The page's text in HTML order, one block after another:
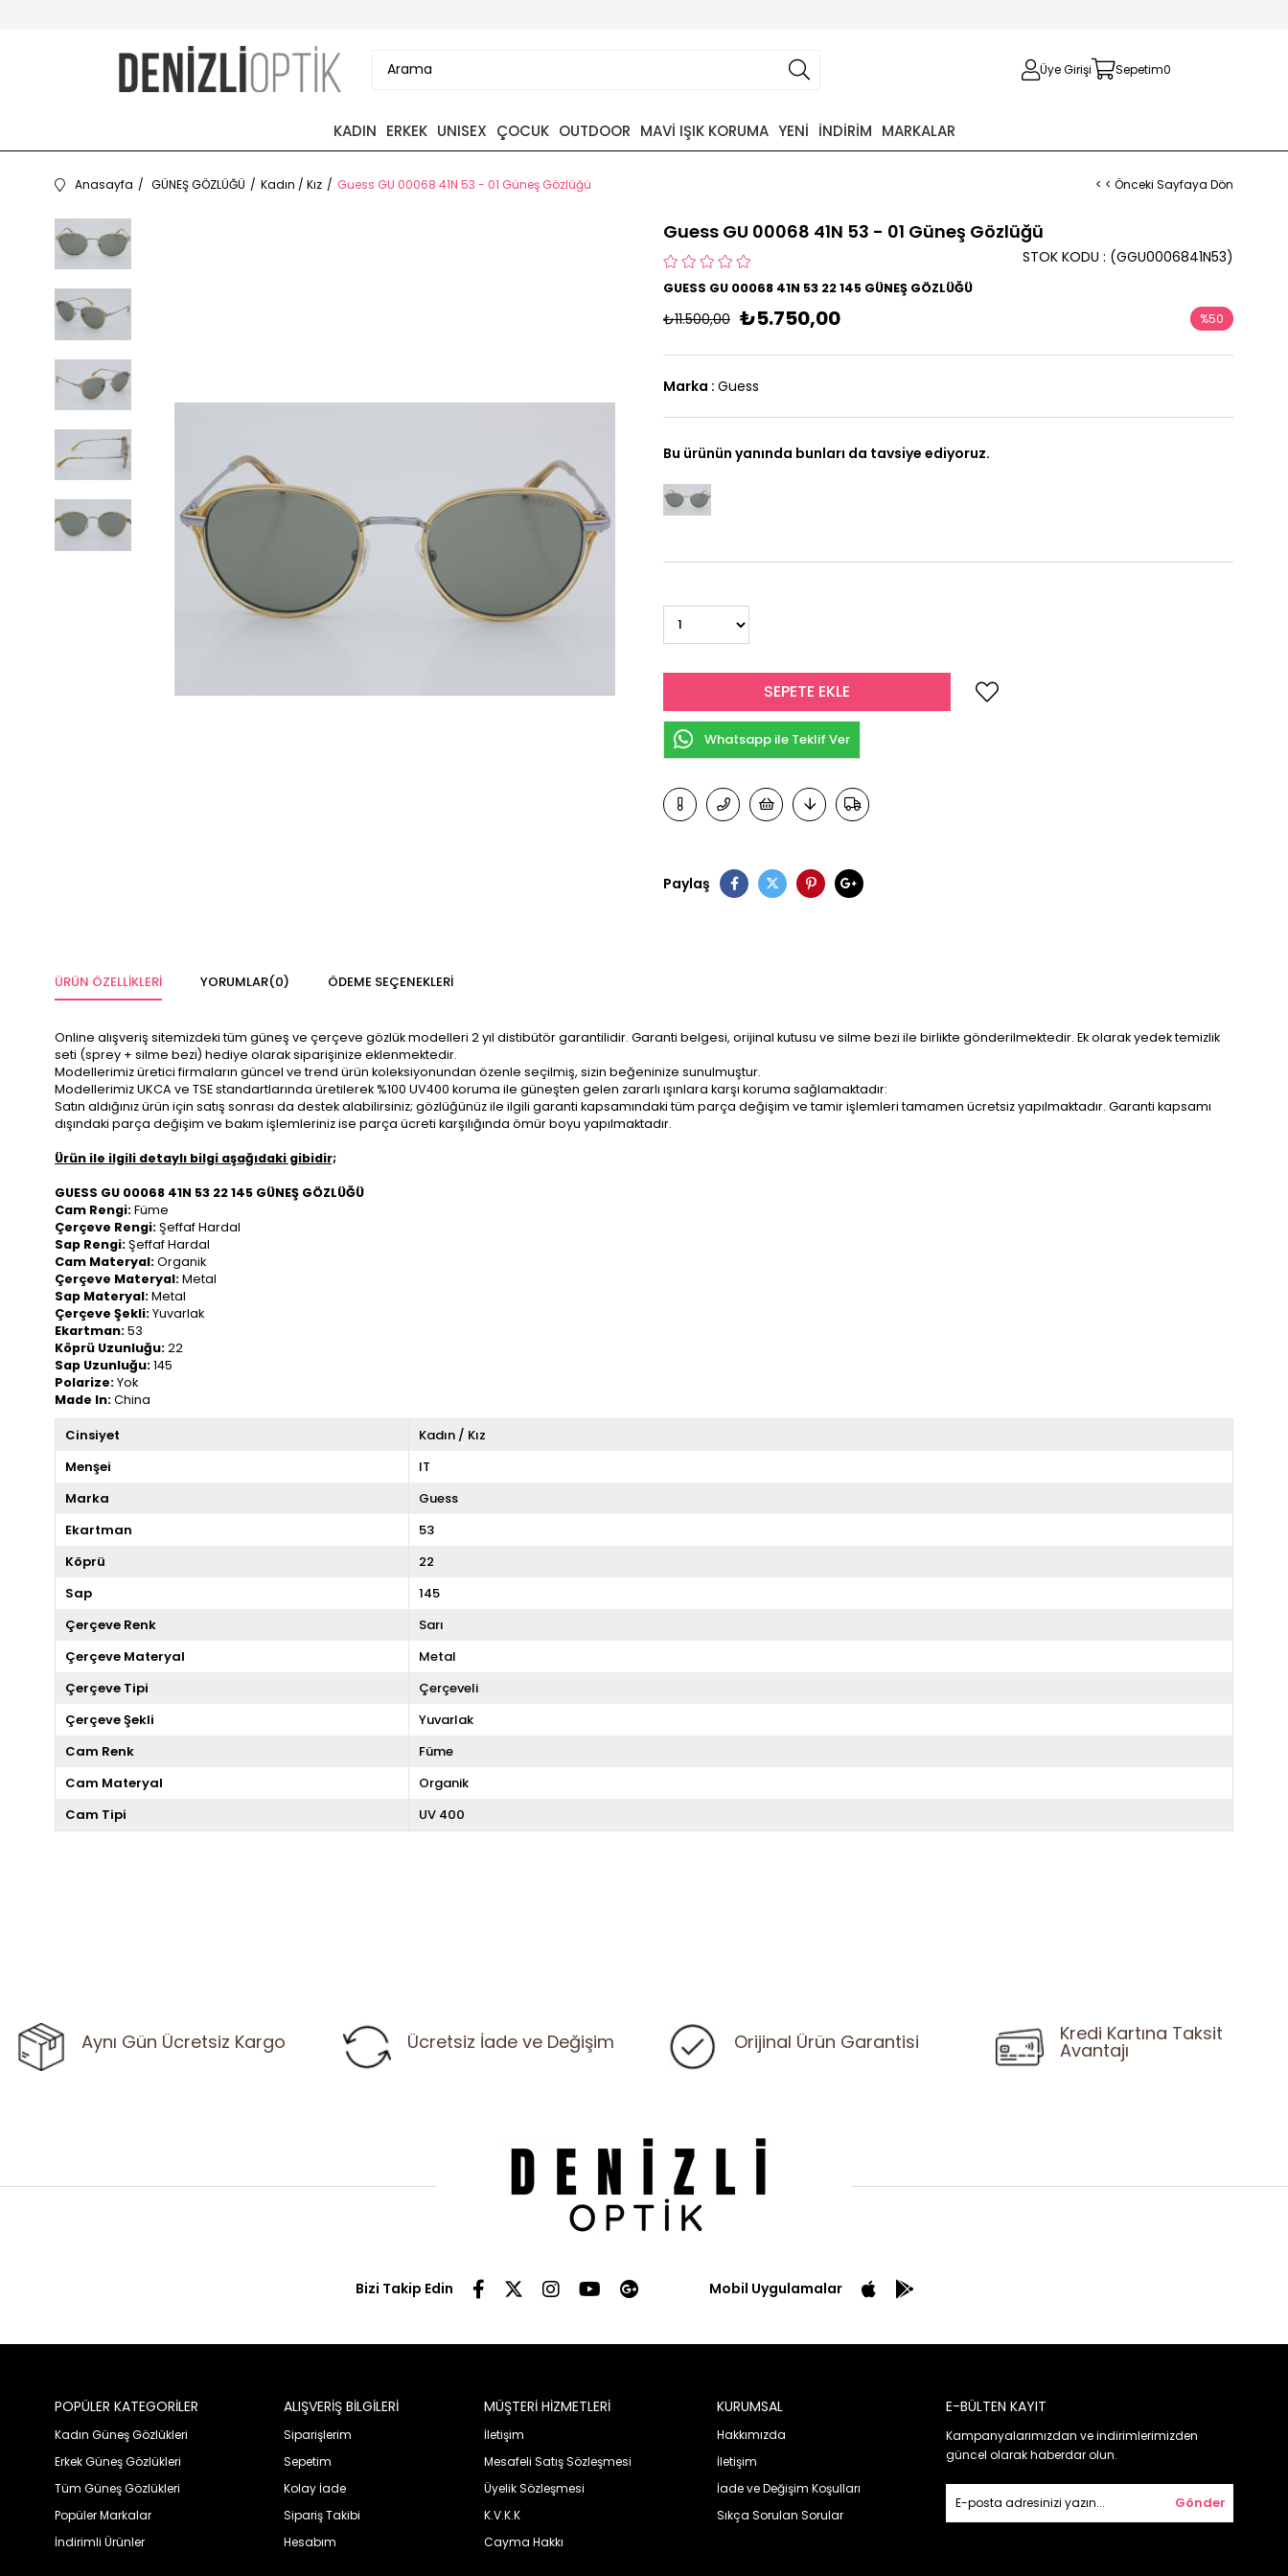
Üye Girişi Sepetim0
KADIN ERKEK UNISEX ÇOCUK OUTDOOR MAVİ IŞIK KORUMA YENİ İNDİRİM MARKALAR
Anasayfa GÜNEŞ GÖZLÜĞÜ Kadın / Kız Guess GU 00068 41N 53 - 01 Güneş Gözlüğü < < Önceki Sayfaya Dön
Guess GU 00068 41N 53 - 01 Güneş Gözlüğü
(GGU0006841N53)
STOK KODU
GUESS GU 00068 41N 53 22 145 GÜNEŞ GÖZLÜĞÜ
₺11.500,00 ₺5.750,00 %50
Marka : Guess
Bu ürünün yanında bunları da tavsiye ediyoruz.
Whatsapp ile Teklif Ver
Paylaş
ÜRÜN ÖZELLIKLERI YORUMLAR(0) ÖDEME SEÇENEKLERI
Online alışveriş sitemizdeki tüm güneş ve çerçeve gözlük modelleri 2 yıl distibütör garantilidir. Garanti belgesi, orijinal kutusu ve silme bezi ile birlikte gönderilmektedir. Ek olarak yedek temizlik
seti (sprey + silme bezi) hediye olarak siparişinize eklenmektedir.
Modellerimiz üretici firmaların güncel ve trend ürün koleksiyonundan özenle seçilmiş, sizin beğeninize sunulmuştur.
Modellerimiz UKCA ve TSE standartlarında üretilerek %100 UV400 koruma ile güneşten gelen zararlı ışınlara karşı koruma sağlamaktadır:
Satın aldığınız ürün için satış sonrası da destek alabilirsiniz; gözlüğünüz ile ilgili garanti kapsamındaki tüm parça değişim ve tamir işlemleri tamamen ücretsiz yapılmaktadır. Garanti kapsamı
dışındaki parça değişim ve bakım işlemleriniz ise parça ücreti karşılığında ömür boyu yapılmaktadır.
Ürün ile ilgili detaylı bilgi aşağıdaki gibidir;
GUESS GU 00068 41N 53 22 145 GÜNEŞ GÖZLÜĞÜ
Cam Rengi:Füme
Çerçeve Rengi:Şeffaf Hardal
Sap Rengi:Şeffaf Hardal
Cam Materyal:Organik
Çerçeve Materyal:Metal
Sap Materyal:Metal
Çerçeve Şekli:Yuvarlak
Ekartman:53
Köprü Uzunluğu:22
Sap Uzunluğu:145
Polarize:Yok
Made In:China
Cinsiyet
Kadın / Kız
Menşei
IT
Marka
Guess
Ekartman
53
Köprü
22
Sap
145
Çerçeve Renk
Sarı
Çerçeve Materyal
Metal
Çerçeve Tipi
Çerçeveli
Çerçeve Şekli
Yuvarlak
Cam Renk
Füme
Cam Materyal
Organik
Cam Tipi
UV 400
Aynı Gün Ücretsiz Kargo Ücretsiz İade ve Değişim Orijinal Ürün Garantisi Kredi Kartına Taksit
Avantajı
Bizi Takip Edin Mobil Uygulamalar
POPÜLER KATEGORİLER
Kadın Güneş Gözlükleri
Erkek Güneş Gözlükleri
Tüm Güneş Gözlükleri
Popüler Markalar
İndirimli Ürünler
ALIŞVERİŞ BİLGİLERİ
Siparişlerim
Sepetim
Kolay İade
Sipariş Takibi
Hesabım
MÜŞTERİ HİZMETLERİ
İletişim
Mesafeli Satış Sözleşmesi
Üyelik Sözleşmesi
K.V.K.K
Cayma Hakkı
KURUMSAL
Hakkımızda
İletişim
İade ve Değişim Koşulları
Sıkça Sorulan Sorular
E-BÜLTEN KAYIT
Kampanyalarımızdan ve indirimlerimizden
güncel olarak haberdar olun.
Gönder